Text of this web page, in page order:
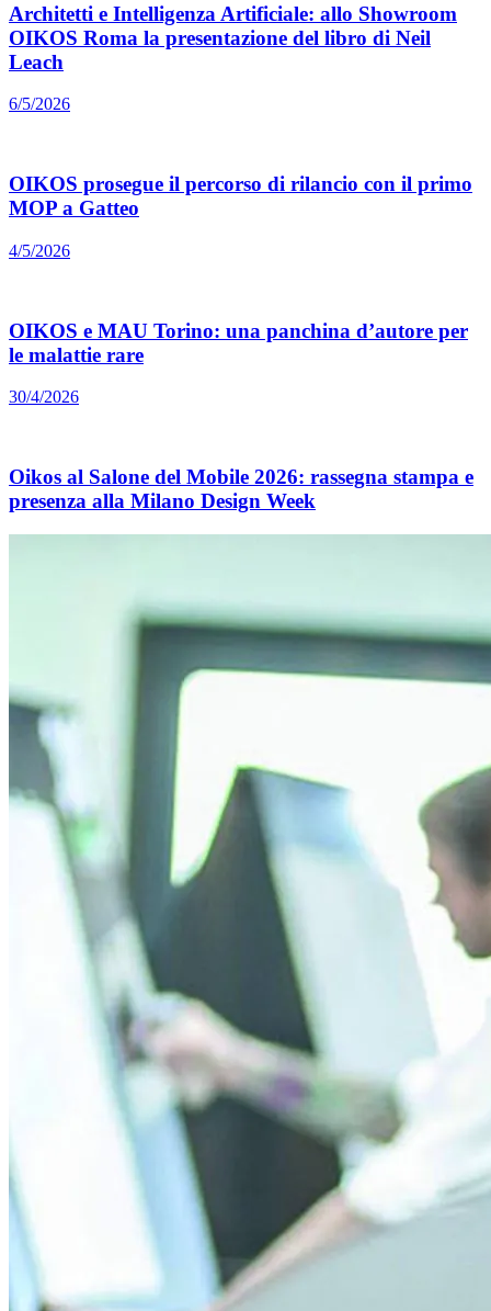
Architetti e Intelligenza Artificiale: allo Showroom
OIKOS Roma la presentazione del libro di Neil
Leach
6/5/2026
OIKOS prosegue il percorso di rilancio con il primo
MOP a Gatteo
4/5/2026
OIKOS e MAU Torino: una panchina d’autore per
le malattie rare
30/4/2026
Oikos al Salone del Mobile 2026: rassegna stampa e
presenza alla Milano Design Week